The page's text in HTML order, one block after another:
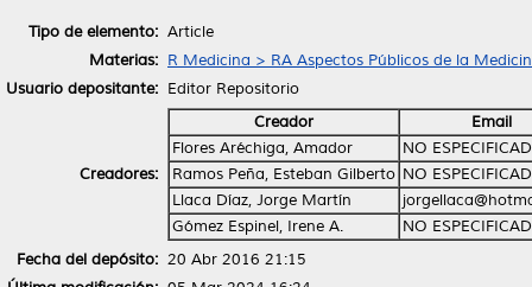
Tipo de elemento: Article
Materias: R Medicina > RA Aspectos Públicos de la
Usuario depositante: Editor Repositorio
Creadores:
Creador
Email
Flores Aréchiga, Amador
NO
Ramos Peña, Esteban Gilberto NO
Llaca Díaz, Jorge Martín
Gómez Espinel, Irene A.
NO
Fecha del depósito: 20 Abr 2016 21:15